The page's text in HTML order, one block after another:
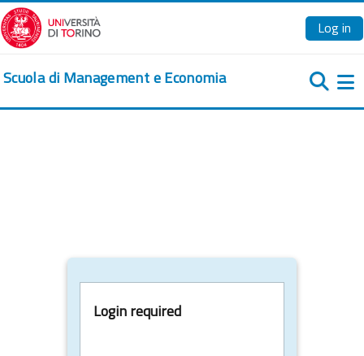
Skip to main content
Log in
Scuola di Management e Economia
Login required